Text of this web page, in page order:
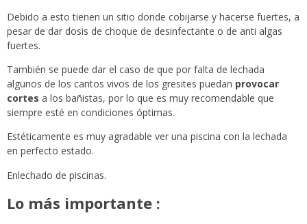
Debido a esto tienen un sitio donde cobijarse y hacerse fuertes, a
pesar de dar dosis de choque de desinfectante o de anti algas
fuertes.
También se puede dar el caso de que por falta de lechada
algunos de los cantos vivos de los gresites puedan provocar
cortes a los bañistas, por lo que es muy recomendable que
siempre esté en condiciones óptimas.
Estéticamente es muy agradable ver una piscina con la lechada
en perfecto estado.
Enlechado de piscinas.
Lo más importante :